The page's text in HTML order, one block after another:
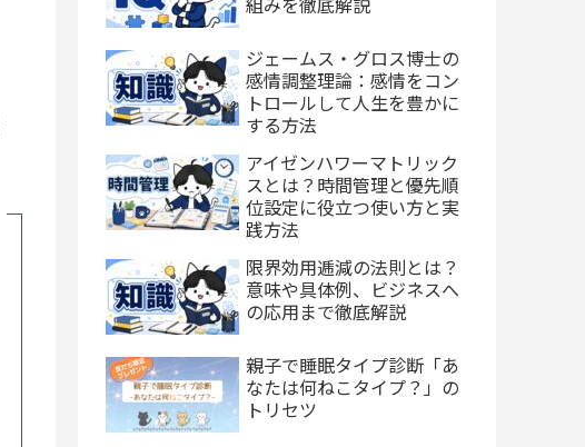
ジェームス・グロス博士の
感情調整理論：感情をコン
トロールして人生を豊かに
する方法
アイゼンハワーマトリック
スとは？時間管理と優先順
位設定に役立つ使い方と実
践方法
限界効用逓減の法則とは？
意味や具体例、ビジネスへ
の応用まで徹底解説
親子で睡眠タイプ診断「あ
なたは何ねこタイプ？」の
トリセツ